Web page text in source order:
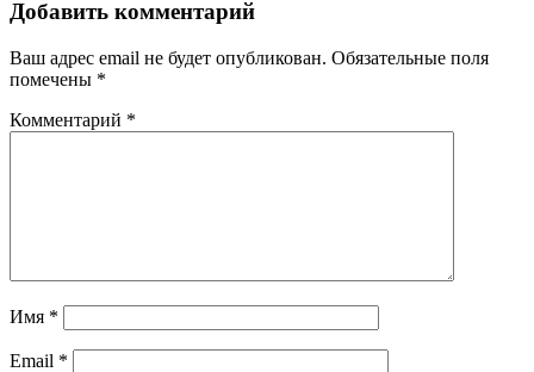
записям
Добавить комментарий
Ваш адрес email не будет опубликован. Обязательные поля
помечены *
Комментарий *
Имя *
Email *